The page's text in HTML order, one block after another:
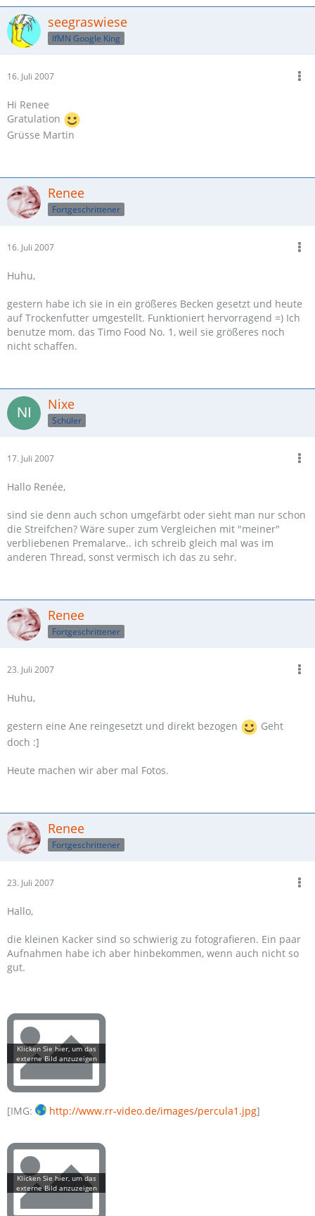
seegraswiese
IfMN Google King
16. Juli 2007
Hi Renee
Gratulation
Grüsse Martin
Renee
Fortgeschrittener
16. Juli 2007
Huhu,
gestern habe ich sie in ein größeres Becken gesetzt und heute
auf Trockenfutter umgestellt. Funktioniert hervorragend =) Ich
benutze mom. das Timo Food No. 1, weil sie größeres noch
nicht schaffen.
Nixe
Schüler
17. Juli 2007
Hallo Renée,
sind sie denn auch schon umgefärbt oder sieht man nur schon
die Streifchen? Wäre super zum Vergleichen mit "meiner"
verbliebenen Premalarve.. ich schreib gleich mal was im
anderen Thread, sonst vermisch ich das zu sehr.
Renee
Fortgeschrittener
23. Juli 2007
Huhu,
gestern eine Ane reingesetzt und direkt bezogen
Geht
doch :]
Heute machen wir aber mal Fotos.
Renee
Fortgeschrittener
23. Juli 2007
Hallo,
die kleinen Kacker sind so schwierig zu fotografieren. Ein paar
Aufnahmen habe ich aber hinbekommen, wenn auch nicht so
gut.
[IMG: http://www.rr-video.de/images/percula1.jpg]